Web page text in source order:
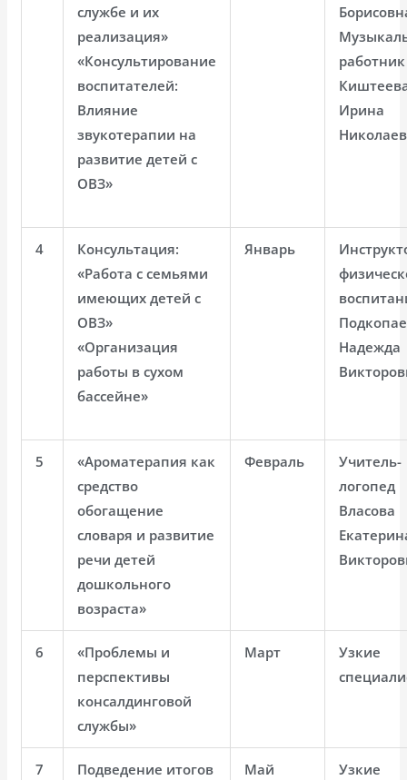
службе и их
реализация»
«Консультирование
воспитателей:
Влияние
звукотерапии на
развитие детей с
ОВЗ»
работник
Ирина
4
Консультация:
«Работа с семьями
имеющих детей с
ОВЗ»
«Организация
работы в сухом
бассейне»
Январь
Надежда
5
«Ароматерапия как
средство
обогащение
словаря и развитие
речи детей
дошкольного
возраста»
Февраль
Учитель-
логопед
Власова
6
«Проблемы и
перспективы
консалдинговой
службы»
Март
Узкие
7 Подведение итогов Май
Узкие